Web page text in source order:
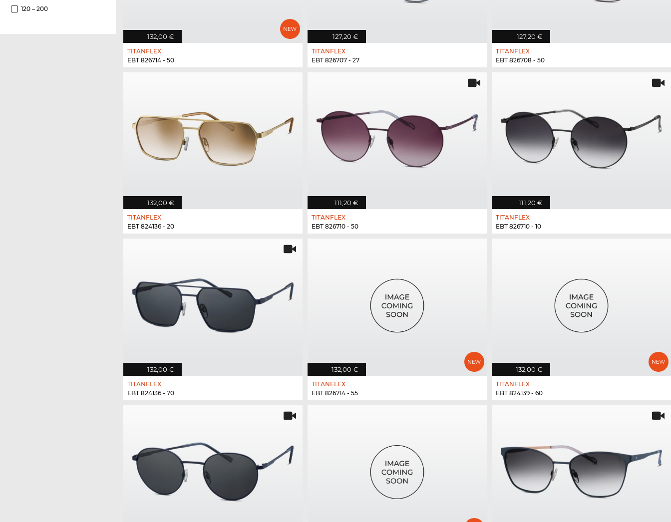
120 – 200
132,00 €
TITANFLEX
EBT 826714 - 50
127,20 €
TITANFLEX
EBT 826707 - 27
127,20 €
TITANFLEX
EBT 826708 - 50
132,00 €
TITANFLEX
EBT 824136 - 20
111,20 €
TITANFLEX
EBT 826710 - 50
111,20 €
TITANFLEX
EBT 826710 - 10
132,00 €
TITANFLEX
EBT 824136 - 70
132,00 €
TITANFLEX
EBT 826714 - 55
132,00 €
TITANFLEX
EBT 824139 - 60